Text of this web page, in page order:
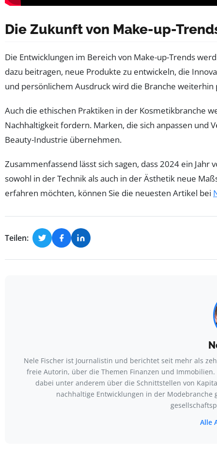
Die Zukunft von Make-up-
Die Entwicklungen im Bereich von Make-up-Trends
dazu beitragen, neue Produkte zu entwickeln, die
und persönlichem Ausdruck wird die Branche weiterhin
Auch die ethischen Praktiken in der Kosmetikbranche
Nachhaltigkeit fordern. Marken, die sich anpassen
Beauty-Industrie übernehmen.
Zusammenfassend lässt sich sagen, dass 2024 ein
sowohl in der Technik als auch in der Ästhetik neue
erfahren möchten, können Sie die neuesten Artikel bei
Teilen:
Nele Fischer ist Journalistin und berichtet seit mehr als
freie Autorin, über die Themen Finanzen und
dabei unter anderem über die Schnittstellen von
nachhaltige Entwicklungen in der
Alle